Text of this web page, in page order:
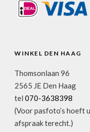
WINKEL DEN HAAG
Thomsonlaan 96
2565 JE Den Haag
tel 070-3638398
(Voor pasfoto’s hoeft
afspraak terecht.)